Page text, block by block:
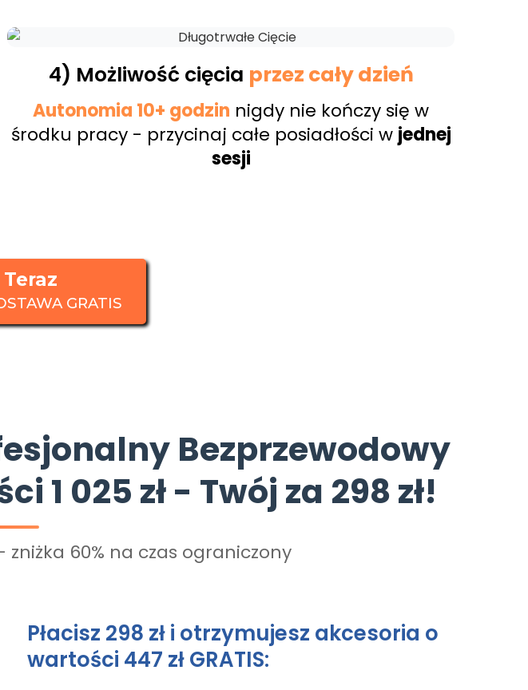
4) Możliwość cięcia przez cały dzień
Autonomia 10+ godzin nigdy nie kończy się w
środku pracy - przycinaj całe posiadłości w jednej
sesji
GRATIS
Bezprzewodowy
1 025 zł - Twój za 298 zł!
zniżka 60% na czas ograniczony
Płacisz 298 zł i otrzymujesz akcesoria o
wartości 447 zł GRATIS: